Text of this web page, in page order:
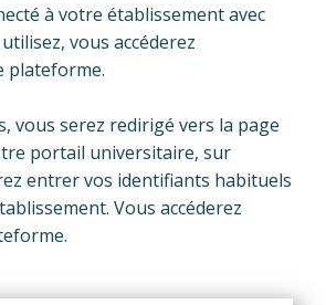
à votre établissement avec
vous accéderez
plateforme.
vous serez redirigé vers la page
portail universitaire, sur
entrer vos identifiants habituels
Vous accéderez